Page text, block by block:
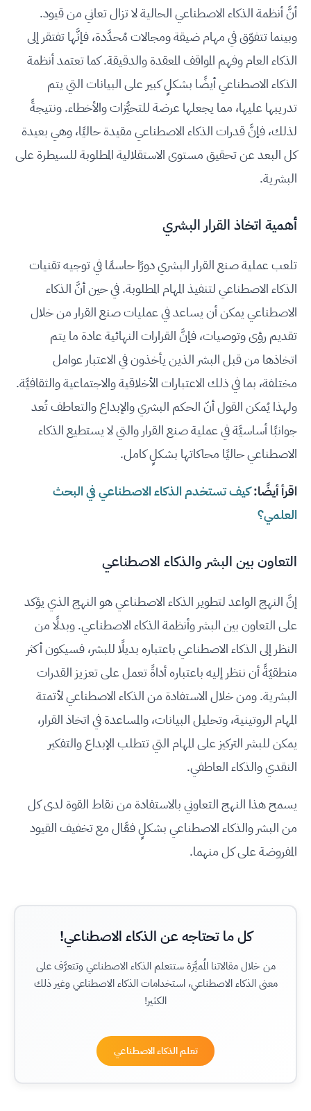
أنَّ أنظمة الذكاء الاصطناعي الحالية لا تزال تعاني من قيود.
وبينما تتفوّق في مهام ضيقة ومجالات مُحدَّدة، فإنَّها تفتقر إلى
الذكاء العام وفهم المواقف المعقدة والدقيقة. كما تعتمد أنظمة
الذكاء الاصطناعي أيضًا بشكلٍ كبير على البيانات التي يتم
تدريبها عليها، مما يجعلها عرضة للتحيُّزات والأخطاء. ونتيجةً
لذلك، فإنَّ قدرات الذكاء الاصطناعي مقيدة حاليًا، وهي بعيدة
كل البعد عن تحقيق مستوى الاستقلالية المطلوبة للسيطرة على
البشرية.
أهمية اتخاذ القرار البشري
تلعب عملية صنع القرار البشري دورًا حاسمًا في توجيه تقنيات
الذكاء الاصطناعي لتنفيذ المهام المطلوبة. في حين أنَّ الذكاء
الاصطناعي يمكن أن يساعد في عمليات صنع القرار من خلال
تقديم رؤى وتوصيات، فإنَّ القرارات النهائية عادة ما يتم
اتخاذها من قبل البشر الذين يأخذون في الاعتبار عوامل
مختلفة، بما في ذلك الاعتبارات الأخلاقية والاجتماعية والثقافيَّة.
ولهذا يُمكن القول أنّ الحكم البشري والإبداع والتعاطف تُعد
جوانبًا أساسيَّة في عملية صنع القرار والتي لا يستطيع الذكاء
الاصطناعي حاليًا محاكاتها بشكلٍ كامل.
اقرأ أيضًا:كيف تستخدم الذكاء الاصطناعي في البحث
العلمي؟
التعاون بين البشر والذكاء الاصطناعي
إنَّ النهج الواعد لتطوير الذكاء الاصطناعي هو النهج الذي يؤكد
على التعاون بين البشر وأنظمة الذكاء الاصطناعي. وبدلًا من
النظر إلى الذكاء الاصطناعي باعتباره بديلًا للبشر، فسيكون أكثر
منطقيّةً أن ننظر إليه باعتباره أداةً تعمل على تعزيز القدرات
البشرية. ومن خلال الاستفادة من الذكاء الاصطناعي لأتمتة
المهام الروتينية، وتحليل البيانات، والمساعدة في اتخاذ القرار،
يمكن للبشر التركيز على المهام التي تتطلب الإبداع والتفكير
النقدي والذكاء العاطفي.
يسمح هذا النهج التعاوني بالاستفادة من نقاط القوة لدى كل
من البشر والذكاء الاصطناعي بشكلٍ فعَّال مع تخفيف القيود
المفروضة على كل منهما.
كل ما تحتاجه عن الذكاء الاصطناعي!
من خلال مقالاتنا المُميَّزة ستتعلم الذكاء الاصطناعي وتتعرَّف على
معنى الذكاء الاصطناعي، استخدامات الذكاء الاصطناعي وغير ذلك
الكثير!
تعلم الذكاء الاصطناعي